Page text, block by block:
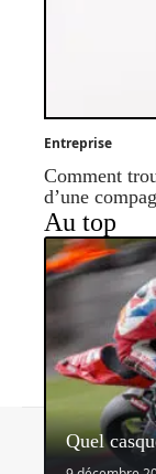
Entreprise
Comment
d’une
Au top
Quel